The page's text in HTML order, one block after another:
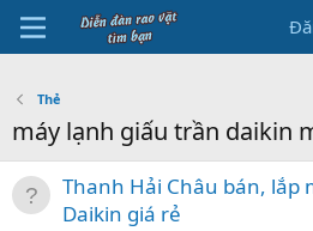
Thẻ
máy lạnh giấu trần daikin
Thanh Hải Châu bán, lắp
Daikin giá rẻ